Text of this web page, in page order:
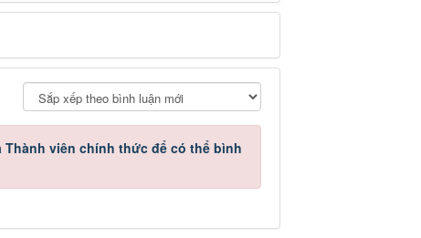
Thành viên chính thức để có thể bình